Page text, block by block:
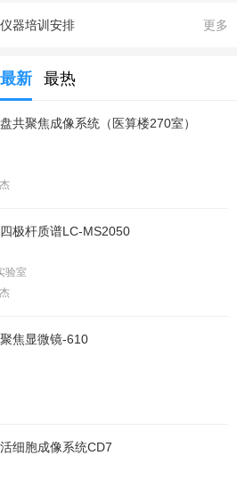
器培训安排
2025年暑期值班表
型仪器培训安排
值班表
2026年暑期值班表
2026年寒假值班表
室新到 非接触式超声波破碎仪
更多
最新 最热
共聚焦成像系统（医算楼270室）
极杆质谱LC-MS2050
验室
焦显微镜-610
细胞成像系统CD7